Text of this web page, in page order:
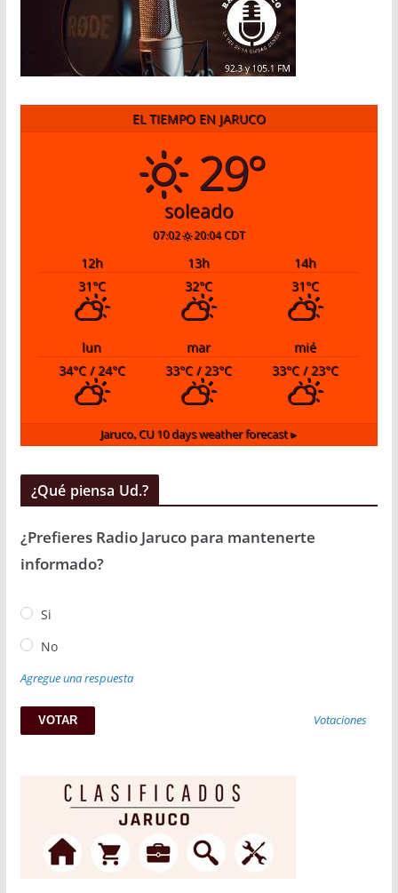
EL TIEMPO EN JARUCO
29°
soleado
07:02 20:04 CDT
12h 13h 14h
31°C 32°C 31°C
lun mar
mié
34°C/ 24°C 33°C/ 23°C 33°C/ 23°C
Jaruco, CU10 days weather forecast ▸
¿Qué piensa Ud.?
¿Prefieres Radio Jaruco para mantenerte
informado?
Si
No
Agregue una respuesta
Votaciones